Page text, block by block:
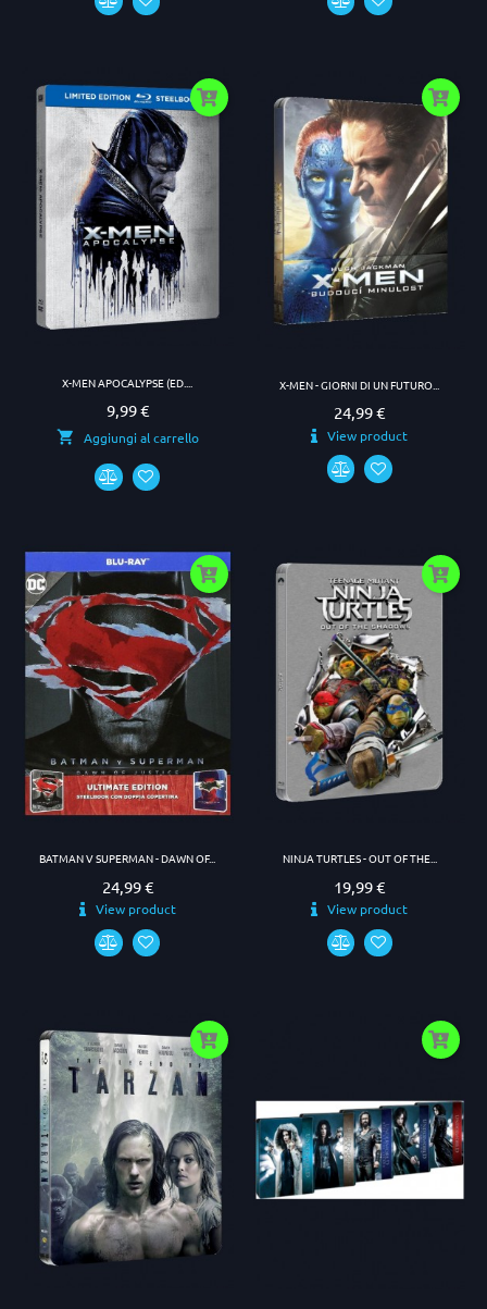
X-MEN APOCALYPSE (ED....
Prezzo
9,99 €
Aggiungi al carrello
X-MEN - GIORNI DI UN FUTURO...
Prezzo
24,99 €
View product
BATMAN V SUPERMAN - DAWN OF...
Prezzo
24,99 €
View product
NINJA TURTLES - OUT OF THE...
Prezzo
19,99 €
View product